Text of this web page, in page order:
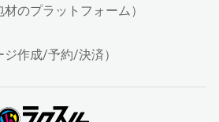
のプラットフォーム）
作成/予約/決済）